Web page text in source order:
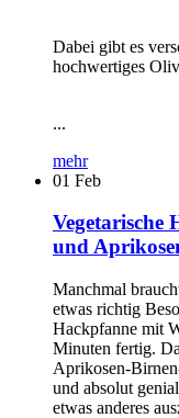
Dabei gibt es
hochwertiges
...
mehr
01 Feb
Vegetarische
und
Manchmal
etwas richtig
Hackpfanne mit
Minuten fertig.
Aprikosen-
und absolut
etwas anderes